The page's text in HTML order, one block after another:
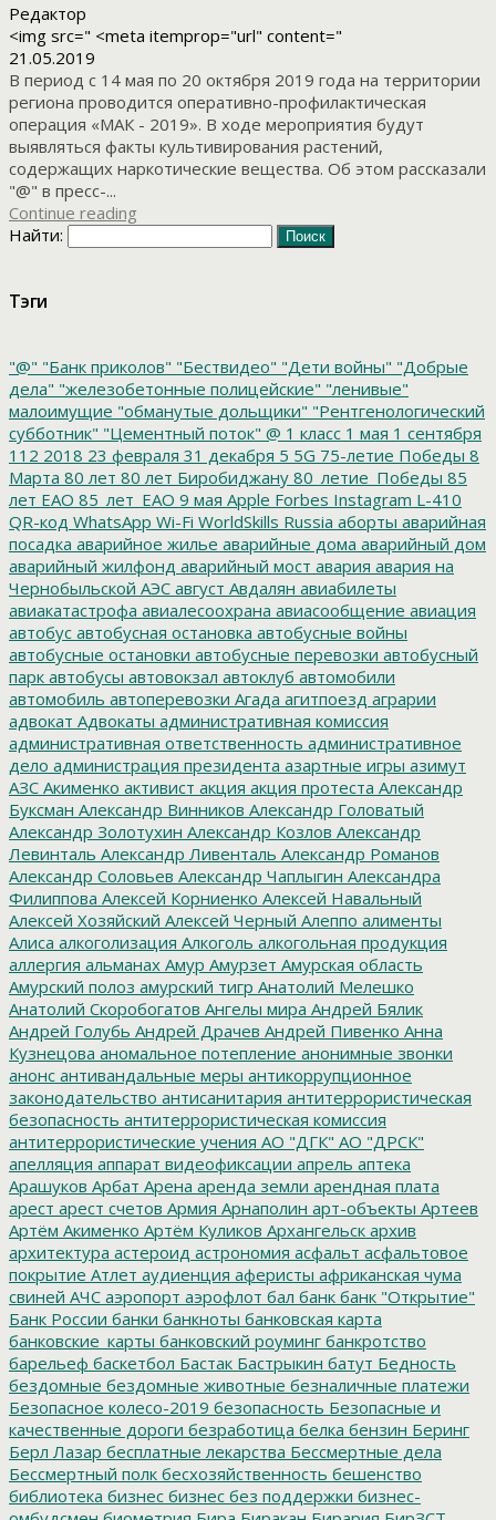
Редактор
<img src=" <meta itemprop="url" content="
21.05.2019
В период с 14 мая по 20 октября 2019 года на территории
региона проводится оперативно-профилактическая
операция «МАК - 2019». В ходе мероприятия будут
выявляться факты культивирования растений,
содержащих наркотические вещества. Об этом рассказали
"@" в пресс-...
Continue reading
Найти:
Тэги
"@" "Банк приколов" "Бествидео" "Дети войны" "Добрые
дела" "железобетонные полицейские" "ленивые"
малоимущие "обманутые дольщики" "Рентгенологический
субботник" "Цементный поток" @ 1 класс 1 мая 1 сентября
112 2018 23 февраля 31 декабря 5 5G 75-летие Победы 8
Марта 80 лет 80 лет Биробиджану 80_летие_Победы 85
лет ЕАО 85_лет_ЕАО 9 мая Apple Forbes Instagram L-410
QR-код WhatsApp Wi-Fi WorldSkills Russia аборты аварийная
посадка аварийное жилье аварийные дома аварийный дом
аварийный жилфонд аварийный мост авария авария на
Чернобыльской АЭС август Авдалян авиабилеты
авиакатастрофа авиалесоохрана авиасообщение авиация
автобус автобусная остановка автобусные войны
автобусные остановки автобусные перевозки автобусный
парк автобусы автовокзал автоклуб автомобили
автомобиль автоперевозки Агада агитпоезд аграрии
адвокат Адвокаты административная комиссия
административная ответственность административное
дело администрация президента азартные игры азимут
АЗС Акименко активист акция акция протеста Александр
Буксман Александр Винников Александр Головатый
Александр Золотухин Александр Козлов Александр
Левинталь Александр Ливенталь Александр Романов
Александр Соловьев Александр Чаплыгин Александра
Филиппова Алексей Корниенко Алексей Навальный
Алексей Хозяйский Алексей Черный Алеппо алименты
Алиса алкоголизация Алкоголь алкогольная продукция
аллергия альманах Амур Амурзет Амурская область
Амурский полоз амурский тигр Анатолий Мелешко
Анатолий Скоробогатов Ангелы мира Андрей Бялик
Андрей Голубь Андрей Драчев Андрей Пивенко Анна
Кузнецова аномальное потепление анонимные звонки
анонс антивандальные меры антикоррупционное
законодательство антисанитария антитеррористическая
безопасность антитеррористическая комиссия
антитеррористические учения АО "ДГК" АО "ДРСК"
апелляция аппарат видеофиксации апрель аптека
Арашуков Арбат Арена аренда земли арендная плата
арест арест счетов Армия Арнаполин арт-объекты Артеев
Артём Акименко Артём Куликов Архангельск архив
архитектура астероид астрономия асфальт асфальтовое
покрытие Атлет аудиенция аферисты африканская чума
свиней АЧС аэропорт аэрофлот бал банк банк "Открытие"
Банк России банки банкноты банковская карта
банковские_карты банковский роуминг банкротство
барельеф баскетбол Бастак Бастрыкин батут Бедность
бездомные бездомные животные безналичные платежи
Безопасное колесо-2019 безопасность Безопасные и
качественные дороги безработица белка бензин Беринг
Берл Лазар бесплатные лекарства Бессмертные дела
Бессмертный полк бесхозяйственность бешенство
библиотека бизнес бизнес без поддержки бизнес-